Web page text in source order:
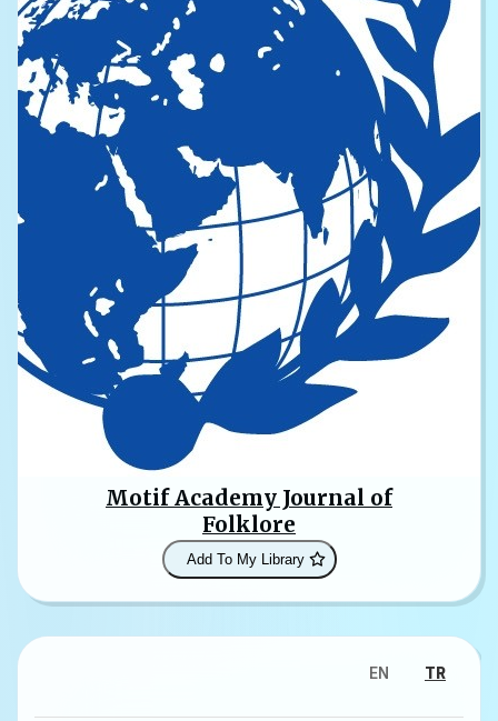
Motif Academy Journal of
Folklore
Add To My Library
EN TR